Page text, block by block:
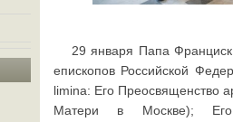
29 января Папа
епископов Российской
limina: Его Преосвященство
Матери в Москве);